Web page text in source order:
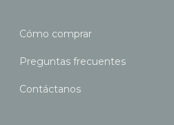
Cómo comprar
Preguntas frecuentes
Contáctanos